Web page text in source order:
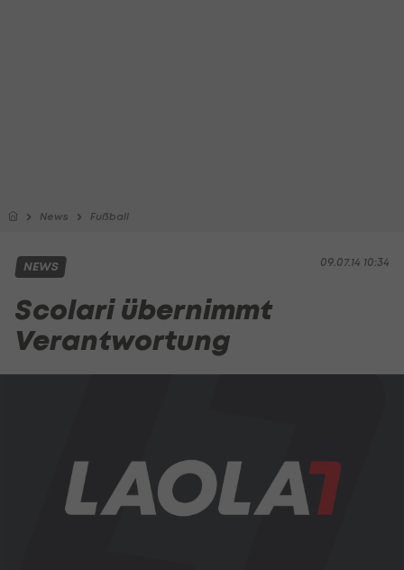
News Fußball
09.07.14 10:34
NEWS
Scolari übernimmt
Verantwortung